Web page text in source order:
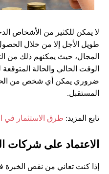
لا يمكن للكثير من الأشخاص
طويل الأجل إلا من خلال
المجال، حيث يمكنهم ذلك من
الوقت الحالي والحالة
ضروري يمكن أي شخص من
المستقبل.
تابع المزيد: طرق الاستثمار في
الاعتماد على شركات
إذا كنت تعاني من نقص الخبرة